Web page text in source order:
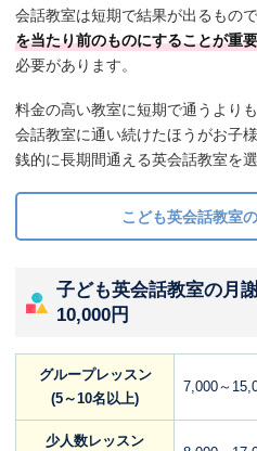
会話教室は短期で結果が出るもので
を当たり前のものにすることが重要
必要があります。
料金の高い教室に短期で通うより
会話教室に通い続けたほうがお子
銭的に長期間通える英会話教室を選
こども英会話教室
子ども英会話教室の月
10,000円
グループレッスン
(5～10名以上)
7,000～
少人数レッスン